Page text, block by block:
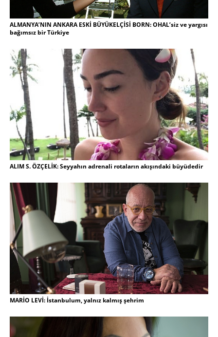
ALMANYA’NIN ANKARA ESKİ BÜYÜKELÇİSİ BORN: OHAL’siz ve yargısı
bağımsız bir Türkiye
ALIM S. ÖZÇELİK: Seyyahın adrenali rotaların akışındaki büyüdedir
MARİO LEVİ: İstanbulum, yalnız kalmış şehrim